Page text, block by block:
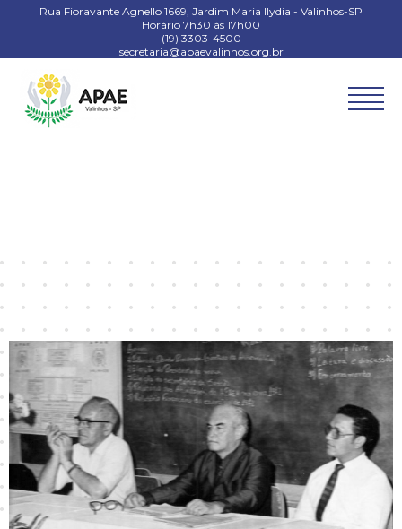
Rua Fioravante Agnello 1669, Jardim Maria Ilydia - Valinhos-SP
Horário 7h30 às 17h00
(19) 3303-4500
secretaria@apaevalinhos.org.br